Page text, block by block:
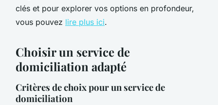
clés et pour explorer vos options en profondeur,
vous pouvez lire plus ici.
Choisir un service de
domiciliation adapté
Critères de choix pour un service de
domiciliation